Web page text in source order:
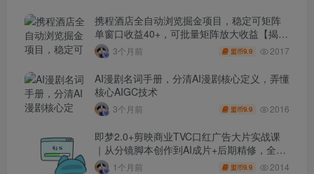
携程酒店全自动浏览掘金项目，稳定可矩阵
单窗口收益40+，可批量矩阵放大收益【揭
秘】3个月前 盟币9.9 2017
AI漫剧名词手册，分清AI漫剧核心定义，弄懂
核心AIGC技术
3个月前 盟币9.9 2016
即梦2.0+剪映商业TVC口红广告大片实战课
｜从分镜脚本创作到AI成片+后期精修，全流
程打造品牌级产品广告
1个月前 盟币9.9 2014